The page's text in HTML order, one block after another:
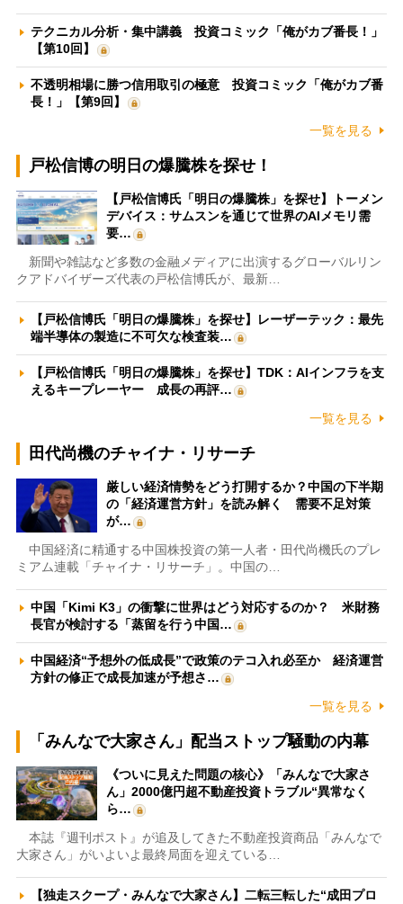
テクニカル分析・集中講義 投資コミック「俺がカブ番長！」
【第10回】
不透明相場に勝つ信用取引の極意 投資コミック「俺がカブ番
長！」【第9回】
一覧を見る
戸松信博の明日の爆騰株を探せ！
【戸松信博氏「明日の爆騰株」を探せ】トーメン
デバイス：サムスンを通じて世界のAIメモリ需
要…
新聞や雑誌など多数の金融メディアに出演するグローバルリン
クアドバイザーズ代表の戸松信博氏が、最新…
【戸松信博氏「明日の爆騰株」を探せ】レーザーテック：最先
端半導体の製造に不可欠な検査装…
【戸松信博氏「明日の爆騰株」を探せ】TDK：AIインフラを支
えるキープレーヤー 成長の再評…
一覧を見る
田代尚機のチャイナ・リサーチ
厳しい経済情勢をどう打開するか？中国の下半期
の「経済運営方針」を読み解く 需要不足対策
が…
中国経済に精通する中国株投資の第一人者・田代尚機氏のプレ
ミアム連載「チャイナ・リサーチ」。中国の…
中国「Kimi K3」の衝撃に世界はどう対応するのか？ 米財務
長官が検討する「蒸留を行う中国…
中国経済“予想外の低成長”で政策のテコ入れ必至か 経済運営
方針の修正で成長加速が予想さ…
一覧を見る
「みんなで大家さん」配当ストップ騒動の内幕
《ついに見えた問題の核心》「みんなで大家さ
ん」2000億円超不動産投資トラブル“異常なく
ら…
本誌『週刊ポスト』が追及してきた不動産投資商品「みんなで
大家さん」がいよいよ最終局面を迎えている…
【独走スクープ・みんなで大家さん】二転三転した“成田プロ